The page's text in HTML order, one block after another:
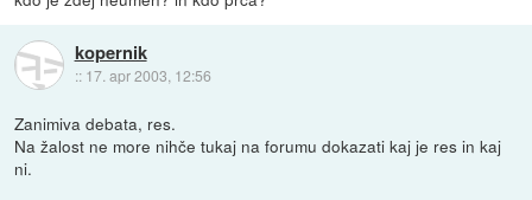
kopernik
:: 17. apr 2003, 12:56
Zanimiva debata, res.
Na žalost ne more nihče tukaj na forumu dokazati kaj je res in kaj
ni.